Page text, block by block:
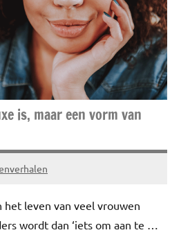
is, maar een vorm van
leven van veel vrouwen
wordt dan ‘iets om aan te …